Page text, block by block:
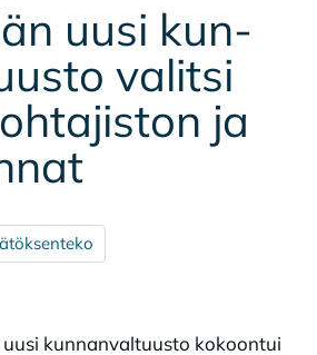
uusi kun­
va­lit­si
ja
kunnanvaltuusto kokoontui